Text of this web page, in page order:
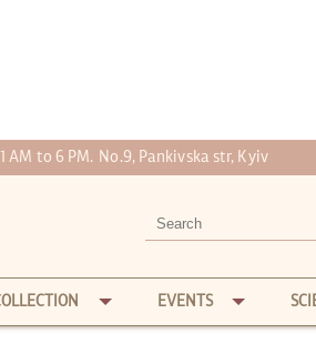
AM to 6 PM. No.9, Pankivska str, Kyiv
EVENTS